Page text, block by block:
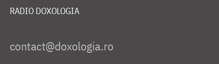
RADIO DOXOLOGIA